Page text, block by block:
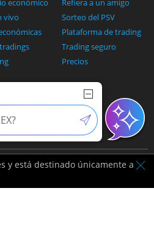
y está destinado únicamente a
económico
vivo
Refiera a un amigo
Sorteo del PSV
Plataforma de trading
Trading seguro
Precios
frecuentes
en contacto: